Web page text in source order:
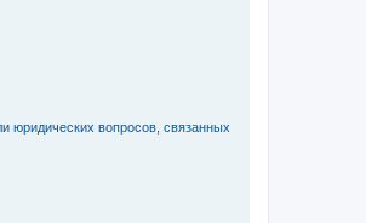
юридических вопросов, связанных